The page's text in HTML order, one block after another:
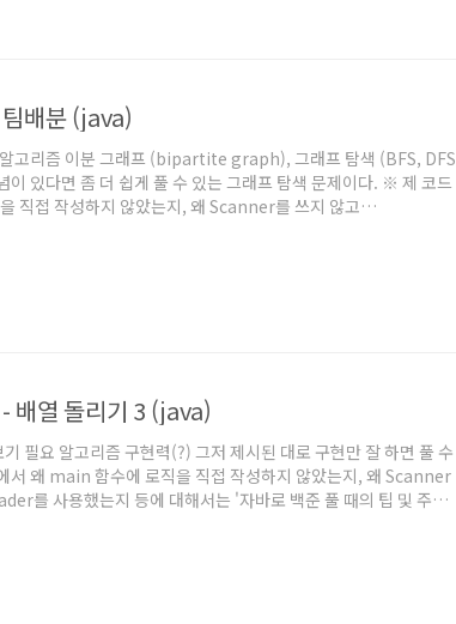
배분 (java)
고리즘 이분 그래프 (bipartite graph), 그래프 탐색 (BFS, DFS
이 있다면 좀 더 쉽게 풀 수 있는 그래프 탐색 문제이다. ※ 제 코드
직접 작성하지 않았는지, 왜 Scanner를 쓰지 않고
보려고 시작하시는 분이나, 백준에서 자바로 풀 때의 팁을 원하시
배열 돌리기 3 (java)
필요 알고리즘 구현력(?) 그저 제시된 대로 구현만 잘 하면 풀 수
서 왜 main 함수에 로직을 직접 작성하지 않았는지, 왜 Scanner
를 사용했는지 등에 대해서는 '자바로 백준 풀 때의 팁 및 주의
는걸 추천드립니다. 풀이 그냥 제시된 대로 동작하도록 구현만 해